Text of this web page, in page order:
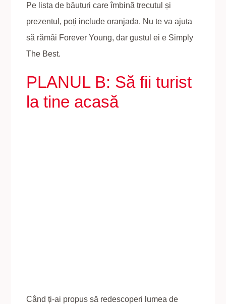
Pe lista de băuturi care îmbină trecutul și
prezentul, poți include oranjada. Nu te va ajuta
să rămâi Forever Young, dar gustul ei e Simply
The Best.
PLANUL B: Să fii turist
la tine acasă
Când ți-ai propus să redescoperi lumea de